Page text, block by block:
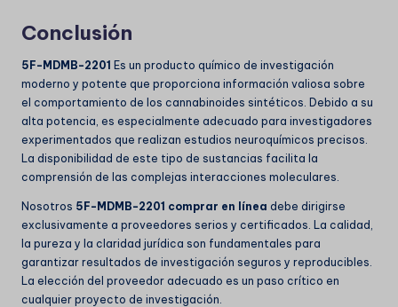
Conclusión
5F-MDMB-2201 Es un producto químico de investigación
moderno y potente que proporciona información valiosa sobre
el comportamiento de los cannabinoides sintéticos. Debido a su
alta potencia, es especialmente adecuado para investigadores
experimentados que realizan estudios neuroquímicos precisos.
La disponibilidad de este tipo de sustancias facilita la
comprensión de las complejas interacciones moleculares.
Nosotros 5F-MDMB-2201 comprar en línea debe dirigirse
exclusivamente a proveedores serios y certificados. La calidad,
la pureza y la claridad jurídica son fundamentales para
garantizar resultados de investigación seguros y reproducibles.
La elección del proveedor adecuado es un paso crítico en
cualquier proyecto de investigación.